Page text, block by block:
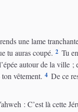
une lame
tu auras coupé. 2 Tu
autour de la ville
vêtement. 4 De ce
: C’est là cette